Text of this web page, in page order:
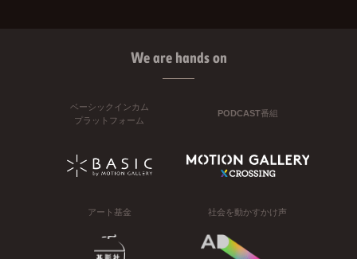
We are hands on
ベーシックインカム
プラットフォーム
PODCAST番組
アート基金 社会を動かすかけ声